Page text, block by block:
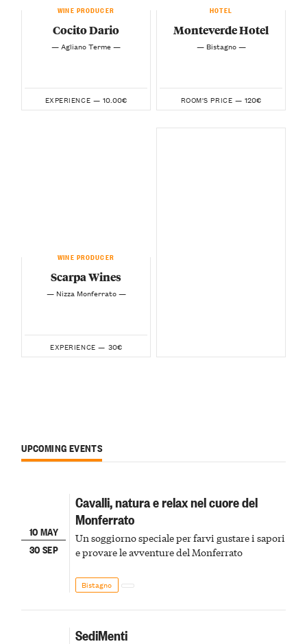
WINE PRODUCER
Cocito Dario
— Agliano Terme —
EXPERIENCE — 10.00€
HOTEL
Monteverde Hotel
— Bistagno —
ROOM'S PRICE — 120€
WINE PRODUCER
Scarpa Wines
— Nizza Monferrato —
EXPERIENCE — 30€
UPCOMING EVENTS
10 MAY
30 SEP
Cavalli, natura e relax nel cuore del
Monferrato
Un soggiorno speciale per farvi gustare i sapori
e provare le avventure del Monferrato
Bistagno
SediMenti